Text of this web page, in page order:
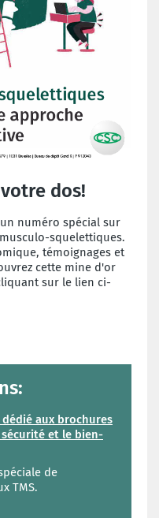
dos!
numéro spécial sur
squelettiques.
témoignages et
cette mine d'or
sur le lien ci-
dédié aux brochures
et le bien-
de
TMS.